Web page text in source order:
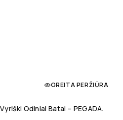
GREITA PERŽIŪRA
Vyriški Odiniai Batai – PEGADA.